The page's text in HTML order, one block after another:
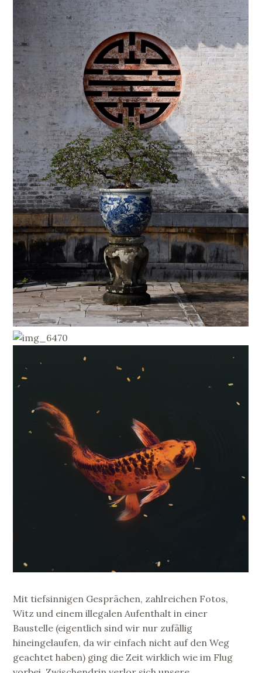
Mit tiefsinnigen Gesprächen, zahlreichen Fotos,
Witz und einem illegalen Aufenthalt in einer
Baustelle (eigentlich sind wir nur zufällig
hineingelaufen, da wir einfach nicht auf den Weg
geachtet haben) ging die Zeit wirklich wie im Flug